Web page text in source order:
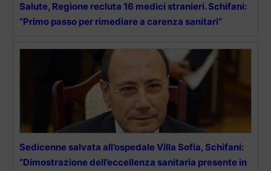
Salute, Regione recluta 16 medici stranieri. Schifani:
“Primo passo per rimediare a carenza sanitari”
Sedicenne salvata all’ospedale Villa Sofia, Schifani:
“Dimostrazione dell’eccellenza sanitaria presente in